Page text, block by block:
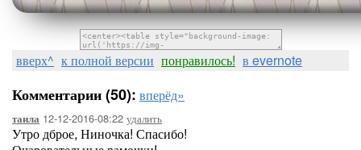
вверх^ к полной версии понравилось! в evernote
Комментарии (50): вперёд»
таила 12-12-2016-08:22 удалить
Утро дброе, Ниночка! Спасибо!